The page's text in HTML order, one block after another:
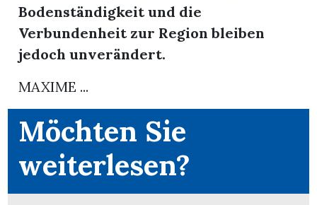
Bodenständigkeit und die
Verbundenheit zur Region bleiben
jedoch unverändert.
MAXIME ...
Möchten Sie
weiterlesen?